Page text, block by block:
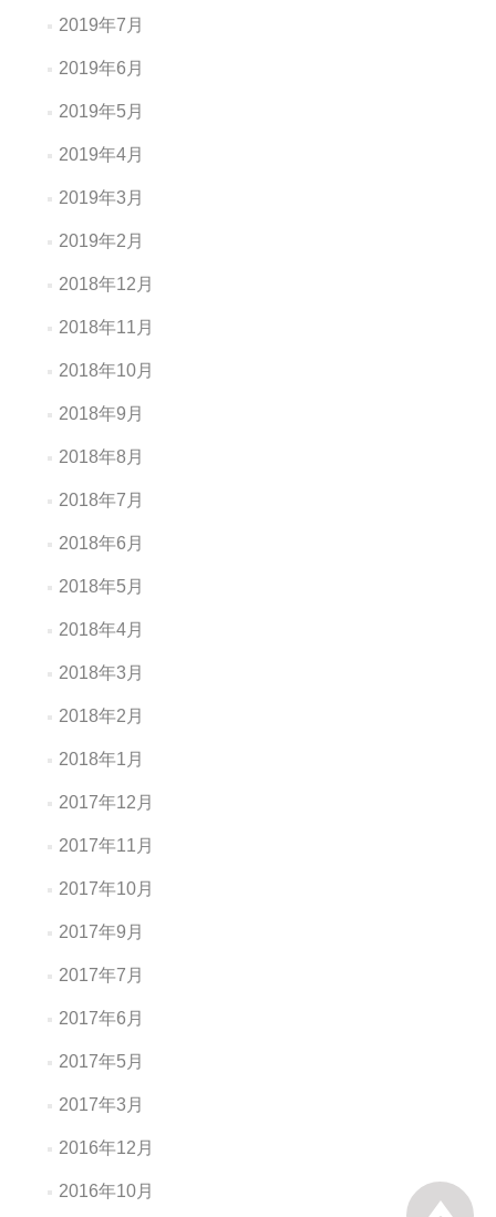
2019年7月
2019年6月
2019年5月
2019年4月
2019年3月
2019年2月
2018年12月
2018年11月
2018年10月
2018年9月
2018年8月
2018年7月
2018年6月
2018年5月
2018年4月
2018年3月
2018年2月
2018年1月
2017年12月
2017年11月
2017年10月
2017年9月
2017年7月
2017年6月
2017年5月
2017年3月
2016年12月
2016年10月